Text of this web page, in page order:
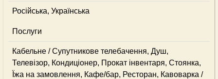
Російська, Українська
Послуги
Кабельне / Супутникове телебачення, Душ,
Телевізор, Кондиціонер, Прокат інвентаря, Стоянка,
Їжа на замовлення, Кафе/бар, Ресторан, Кавоварка /